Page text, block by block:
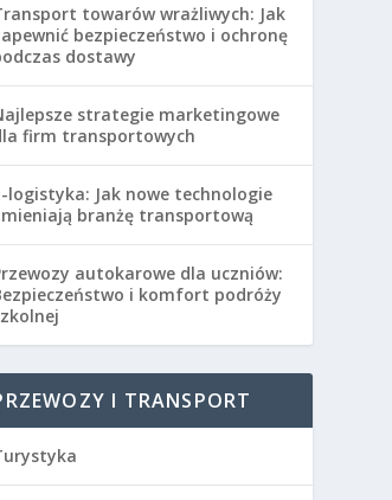
towarów wrażliwych: Jak
bezpieczeństwo i ochronę
dostawy
strategie marketingowe
firm transportowych
logistyka: Jak nowe technologie
branżę transportową
autokarowe dla uczniów:
i komfort podróży
I TRANSPORT